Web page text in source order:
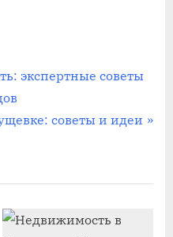
экспертные советы
советы и идеи